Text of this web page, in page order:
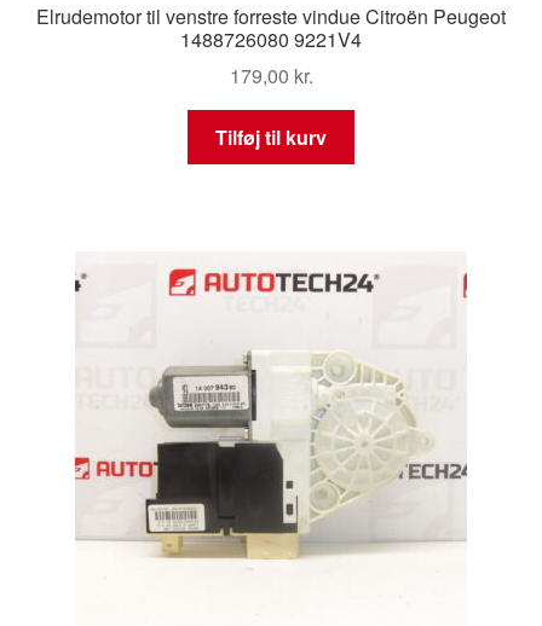
Elrudemotor til venstre forreste vindue Citroën Peugeot
1488726080 9221V4
179,00 kr.
Tilføj til kurv